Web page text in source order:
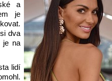
a
je
dva
je na
lidí